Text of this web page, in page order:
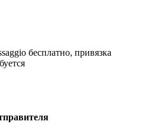
бесплатно, привязка